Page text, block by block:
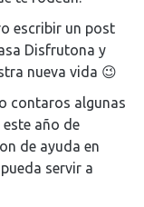
escribir un post
Disfrutona y
nueva vida 😉
contaros algunas
año de
de ayuda en
servir a